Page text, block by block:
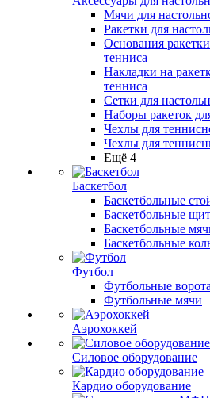
Мячи для
Ракетки для
Основания
тенниса
Накладки на
тенниса
Сетки для
Наборы ракеток
Чехлы для
Чехлы для
Ещё 4
Баскетбол
Баскетбольные
Баскетбольные
Баскетбольные
Баскетбольные
Футбол
Футбольные ворота
Футбольные мячи
Аэрохоккей
Силовое оборудование
Кардио оборудование